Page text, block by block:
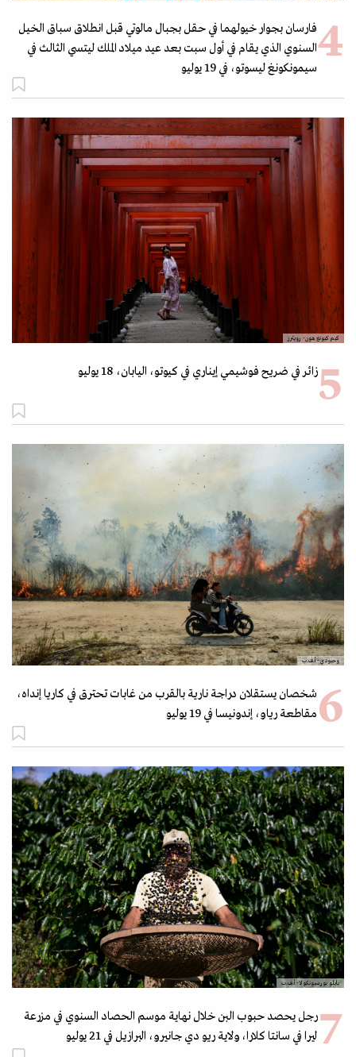
فارسان بجوار خيولهما في حقل بجبال مالوتي قبل انطلاق سباق الخيل
السنوي الذي يقام في أول سبت بعد عيد ميلاد الملك ليتسي الثالث في
سيمونكونغ ليسوتو، في 19 يوليو
كيم كيونغ هون- رويترز
زائر في ضريح فوشيمي إيناري في كيوتو، اليابان، 18 يوليو
وحيودي- أ.ف.ب
شخصان يستقلان دراجة نارية بالقرب من غابات تحترق في كاريا إنداه،
مقاطعة رياو، إندونيسا في 19 يوليو
بابلو بورسيونكولا- أ.ف.ب
رجل يحصد حبوب البن خلال نهاية موسم الحصاد السنوي في مزرعة
ليرا في سانتا كلارا، ولاية ريو دي جانيرو، البرازيل في 21 يوليو